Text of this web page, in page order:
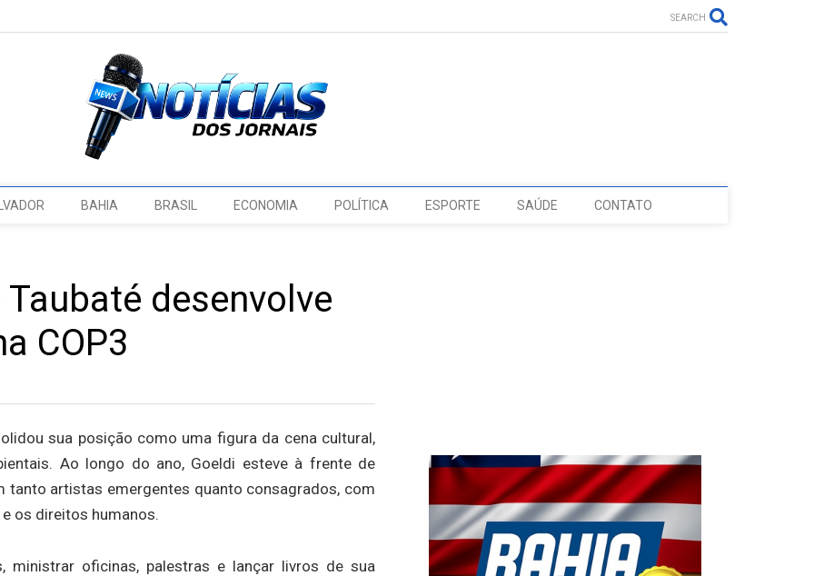
SEARCH
BAHIA BRASIL ECONOMIA POLÍTICA ESPORTE SAÚDE CONTATO
desenvolve
COP3
sua posição como uma figura da cena cultural,
Ao longo do ano, Goeldi esteve à frente de
tanto artistas emergentes quanto consagrados, com
os direitos humanos.
ministrar oficinas, palestras e lançar livros de sua